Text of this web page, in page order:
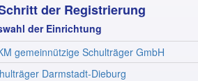
der Registrierung
der Einrichtung
gemeinnützige Schulträger GmbH
Darmstadt-Dieburg